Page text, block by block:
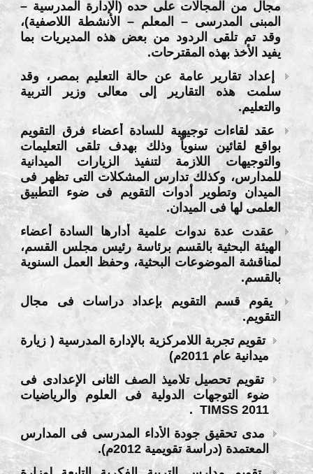
مجال من المجالات على حده (الإدارة المدرسية –
المبنى المدرسى – المعلم – الأنشطة اللاصفية)،
وقد تم تلقى الردود من بعض هذه المديريات بما
يفيد الأخذ بهذه المقترحات.
إعداد تقارير عامة عن حالة التعليم بمصر، وقد
سلمت هذه التقارير إلى معالى وزير التربية
والتعليم.
عقد لقاءات توجيهية للسادة أعضاء فرق التقويم
بواقع لقائين سنوياً وذلك بهدف تلقى التعليمات
والتوجيهات اللازمة لتنفيذ الزيارات الميدانية
للمدارس، وكذلك تدارس المشكلات التى تظهر فى
الميدان وتطوير أدوات التقويم فى ضوء التطبيق
العلمى لها فى الميدان.
عقدت عدة ندوات علمية أدارها السادة أعضاء
الهيئة البحثية بالقسم برئاسة رئيس مجلس القسم،
لمناقشة الموضوعات البحثية، وحفظ العمل السنوية
بالقسم.
يقوم قسم التقويم بإعداد دراسات فى مجال
التقويم.
تقويم تجربة اللامركزية بالإدارة المدرسية ( زيارة
ميدانية عام 2011م)
تقويم تحصيل تلاميذ الصف الثانى الإعدادى فى
ضوء التوجهات الدولية فى العلوم والرياضيات
TIMSS 2011
.
مدى تحقيق جودة الأداء المدرسى فى المدارس
المعتمدة (دراسة تقويمية 2012م).